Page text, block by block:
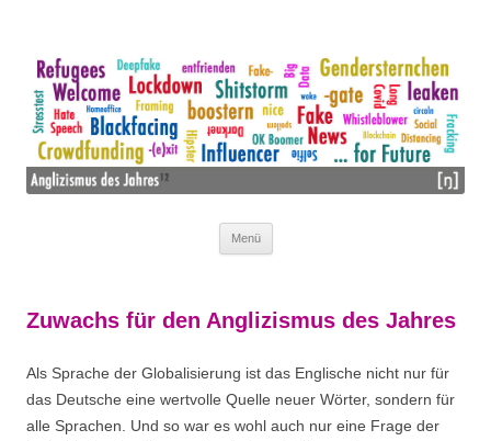
ANGLIZISMUS DES JAHRES
Menü
Zuwachs für den Anglizismus des Jahres
Als Sprache der Globalisierung ist das Englische nicht nur für
das Deutsche eine wertvolle Quelle neuer Wörter, sondern für
alle Sprachen. Und so war es wohl auch nur eine Frage der